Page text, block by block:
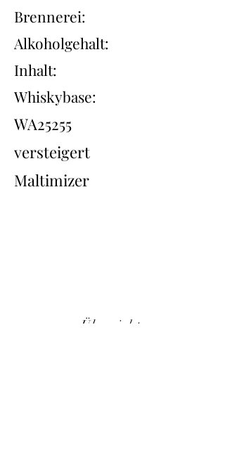
Brennerei:
Alkoholgehalt:
Inhalt:
Whiskybase:
WA25255
versteigert
Maltimizer
Übersicht